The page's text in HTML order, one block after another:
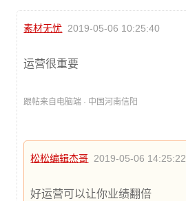
素材无忧 2019-05-06 10:25:40
运营很重要
跟帖来自电脑端 · 中国河南信阳
松松编辑杰哥 2019-05-06 14:25:22
好运营可以让你业绩翻倍